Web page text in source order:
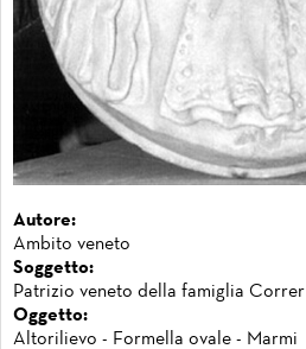
Autore:
Ambito veneto
Soggetto:
Patrizio veneto della famiglia Correr
Oggetto:
Altorilievo - Formella ovale - Marmi